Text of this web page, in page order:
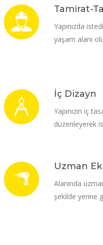
Tamirat-
Yapınızda
yaşam alanı
İç Dizayn
Yapınızın iç
düzenleyerek
Uzman
Alanında
şekilde yerine